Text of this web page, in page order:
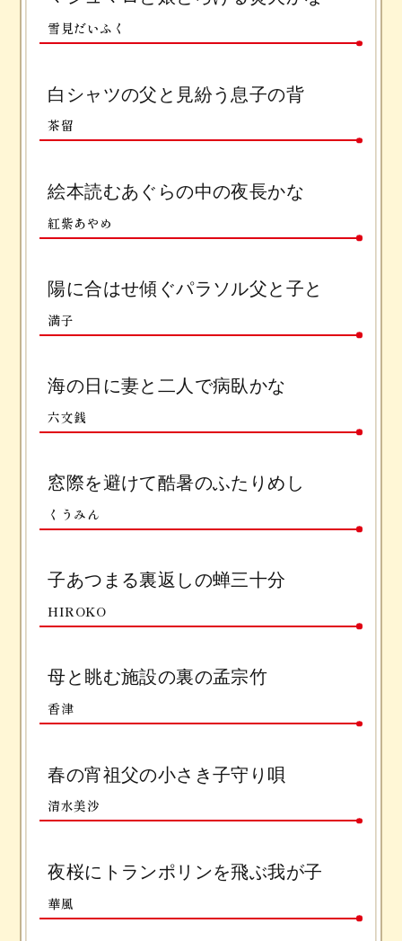
雪見だいふく
白シャツの父と見紛う息子の背
茶留
絵本読むあぐらの中の夜長かな
紅紫あやめ
陽に合はせ傾ぐパラソル父と子と
満子
海の日に妻と二人で病臥かな
六文銭
窓際を避けて酷暑のふたりめし
くうみん
子あつまる裏返しの蝉三十分
HIROKO
母と眺む施設の裏の孟宗竹
香津
春の宵祖父の小さき子守り唄
清水美沙
夜桜にトランポリンを飛ぶ我が子
華風